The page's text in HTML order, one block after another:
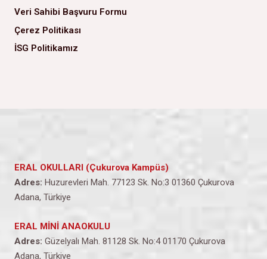
Veri Sahibi Başvuru Formu
Çerez Politikası
İSG Politikamız
ERAL OKULLARI (Çukurova Kampüs)
Adres: Huzurevleri Mah. 77123 Sk. No:3 01360 Çukurova
Adana, Türkiye
ERAL MİNİ ANAOKULU
Adres: Güzelyalı Mah. 81128 Sk. No:4 01170 Çukurova
Adana, Türkiye